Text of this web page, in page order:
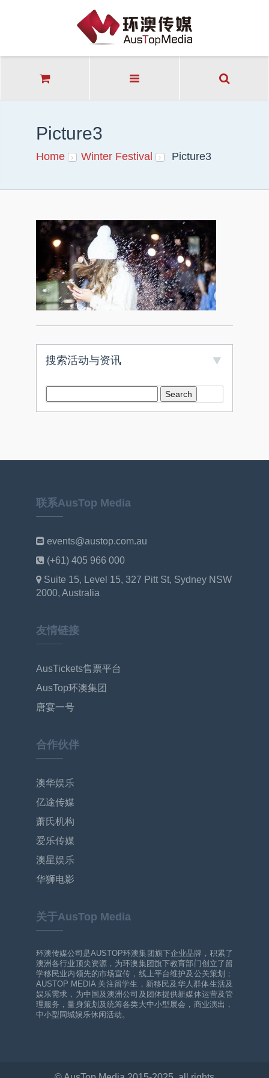
Picture3
Home Winter Festival Picture3
搜索活动与资讯
联系AusTop Media
events@austop.com.au
(+61) 405 966 000
Suite 15, Level 15, 327 Pitt St, Sydney NSW
2000, Australia
友情链接
AusTickets售票平台
AusTop环澳集团
唐宴一号
合作伙伴
澳华娱乐
亿途传媒
萧氏机构
爱乐传媒
澳星娱乐
华狮电影
关于AusTop Media
环澳传媒公司是AUSTOP环澳集团旗下企业品牌，积累了
澳洲各行业顶尖资源，为环澳集团旗下教育部门创立了留
学移民业内领先的市场宣传，线上平台维护及公关策划；
AUSTOP MEDIA 关注留学生，新移民及华人群体生活及
娱乐需求，为中国及澳洲公司及团体提供新媒体运营及管
理服务，量身策划及统筹各类大中小型展会，商业演出，
中小型同城娱乐休闲活动。